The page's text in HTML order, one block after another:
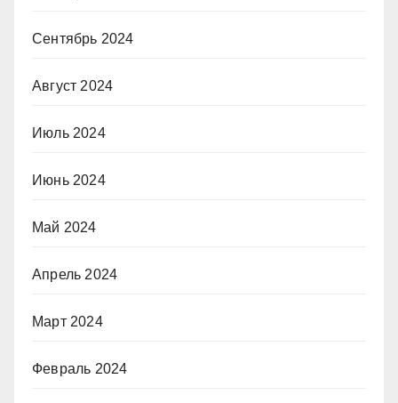
Сентябрь 2024
Август 2024
Июль 2024
Июнь 2024
Май 2024
Апрель 2024
Март 2024
Февраль 2024